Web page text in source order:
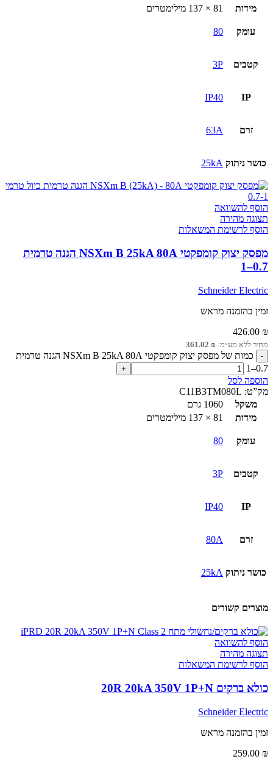
מידות
81 × 137 מילימטרים
עומק 80
קטבים 3P
IP
IP40
זרם 63A
כושר ניתוק 25kA
הוסף להשוואה
תצוגה מהירה
הוסף לרשימת המשאלות
מפסק יצוק קומפקטי NSXm B 25kA 80A הגנה טרמית
0.7–1
Schneider Electric
זמין בהזמנה מראש
426.00 ₪
מחיר ללא מע״מ: 361.02 ₪
כמות של מפסק יצוק קומפקטי NSXm B 25kA 80A הגנה טרמית
0.7–1
הוספה לסל
מק”ט: C11B3TM080L
משקל
1060 גרם
מידות
81 × 137 מילימטרים
עומק 80
קטבים 3P
IP
IP40
זרם 80A
כושר ניתוק 25kA
מוצרים קשורים
הוסף להשוואה
תצוגה מהירה
הוסף לרשימת המשאלות
כולא ברקים 20R 20kA 350V 1P+N
Schneider Electric
זמין בהזמנה מראש
259.00 ₪